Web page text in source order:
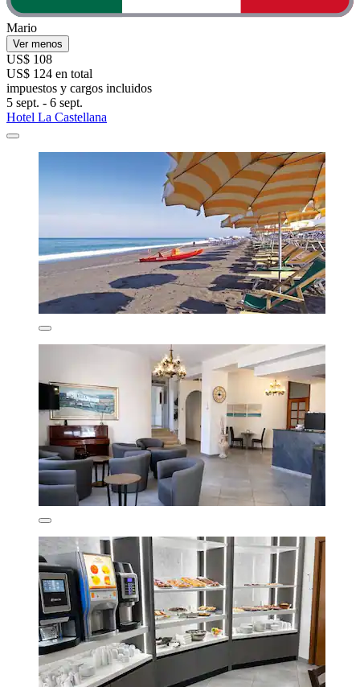
Mario
Ver menos
US$ 108
US$ 124 en total
impuestos y cargos incluidos
5 sept. - 6 sept.
Hotel La Castellana